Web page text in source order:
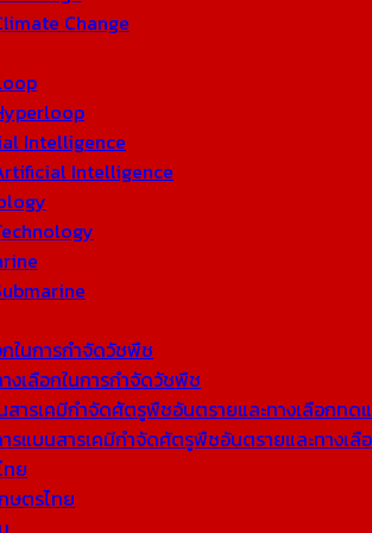
Change
Intelligence
Intelligence
กในการกำจัดวัชพืช
งเลือกในการกำจัดวัชพืช
สารเคมีกำจัดศัตรูพืชอันตรายและทางเลือกทด
รแบนสารเคมีกำจัดศัตรูพืชอันตรายและทางเ
ทย
ษตรไทย